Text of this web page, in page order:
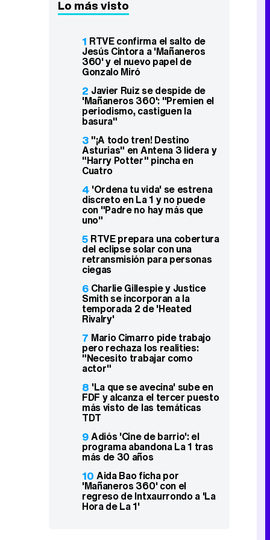
Lo más visto
1 RTVE confirma el salto de
Jesús Cintora a 'Mañaneros
360' y el nuevo papel de
Gonzalo Miró
2 Javier Ruiz se despide de
'Mañaneros 360': "Premien el
periodismo, castiguen la
basura"
3 "¡A todo tren! Destino
Asturias" en Antena 3 lidera y
"Harry Potter" pincha en
Cuatro
4 'Ordena tu vida' se estrena
discreto en La 1 y no puede
con "Padre no hay más que
uno"
5 RTVE prepara una cobertura
del eclipse solar con una
retransmisión para personas
ciegas
6 Charlie Gillespie y Justice
Smith se incorporan a la
temporada 2 de 'Heated
Rivalry'
7 Mario Cimarro pide trabajo
pero rechaza los realities:
"Necesito trabajar como
actor"
8 'La que se avecina' sube en
FDF y alcanza el tercer puesto
más visto de las temáticas
TDT
9Adiós 'Cine de barrio': el
programa abandona La 1 tras
más de 30 años
10 Aida Bao ficha por
'Mañaneros 360' con el
regreso de Intxaurrondo a 'La
Hora de La 1'